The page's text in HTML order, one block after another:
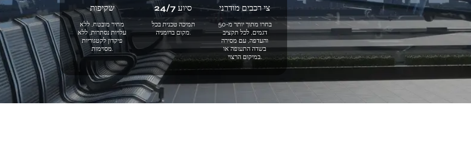
שקיפות
מחיר מובטח, ללא
עלויות נסתרות, ללא
פיקדון לקטגוריות
מסוימות.
סיוע 24/7
תמיכה טכנית בכל
מקום ברומניה.
צי רכבים מודרני
בחרו מתוך יותר מ-50
דגמים, לכל תקציב
והעדפה, עם מסירה
בשדה התעופה או
במיקום הרצוי.